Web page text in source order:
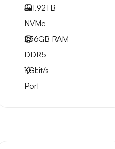
2x1.92TB
NVMe
256GB RAM
DDR5
1Gbit/s
Port